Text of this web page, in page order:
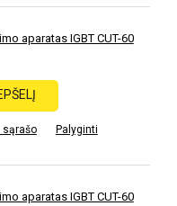
aparatas IGBT CUT-60
sąrašo Palyginti
aparatas IGBT CUT-60